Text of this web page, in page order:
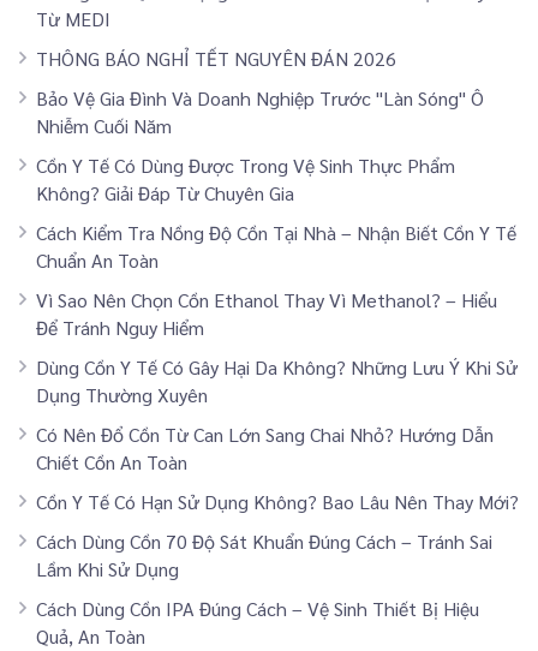
Từ MEDI
THÔNG BÁO NGHỈ TẾT NGUYÊN ĐÁN 2026
Bảo Vệ Gia Đình Và Doanh Nghiệp Trước "Làn Sóng" Ô
Nhiễm Cuối Năm
Cồn Y Tế Có Dùng Được Trong Vệ Sinh Thực Phẩm
Không? Giải Đáp Từ Chuyên Gia
Cách Kiểm Tra Nồng Độ Cồn Tại Nhà – Nhận Biết Cồn Y Tế
Chuẩn An Toàn
Vì Sao Nên Chọn Cồn Ethanol Thay Vì Methanol? – Hiểu
Để Tránh Nguy Hiểm
Dùng Cồn Y Tế Có Gây Hại Da Không? Những Lưu Ý Khi Sử
Dụng Thường Xuyên
Có Nên Đổ Cồn Từ Can Lớn Sang Chai Nhỏ? Hướng Dẫn
Chiết Cồn An Toàn
Cồn Y Tế Có Hạn Sử Dụng Không? Bao Lâu Nên Thay Mới?
Cách Dùng Cồn 70 Độ Sát Khuẩn Đúng Cách – Tránh Sai
Lầm Khi Sử Dụng
Cách Dùng Cồn IPA Đúng Cách – Vệ Sinh Thiết Bị Hiệu
Quả, An Toàn